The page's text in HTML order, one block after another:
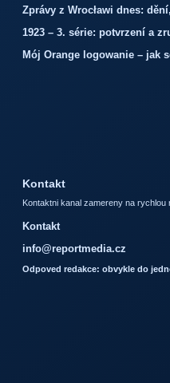
Zprávy z Wrocławi dnes:
1923 – 3. série: potvrzení a
Mój Orange logowanie – jak
Kontakt
Kontaktni kanal zamereny na rychlou
Kontakt
info@reportmedia.cz
Odpoved redakce: obvykle do